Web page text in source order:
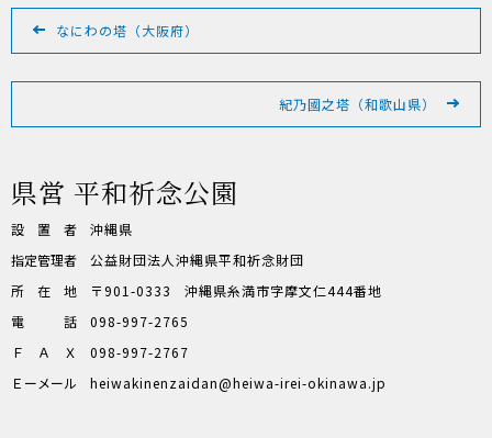
ナ
ー
ョ
ン
なにわの塔（大阪府）
紀乃國之塔（和歌山県）
県営 平和祈念公園
設置者 沖縄県
指定管理者
公益財団法人沖縄県平和祈念財団
所在地
〒901-0333
沖縄県糸満市字摩文仁444番地
電話098-997-2765
ＦＡＸ 098-997-2767
Ｅーメール
heiwakinenzaidan heiwa-irei-okinawa.jp